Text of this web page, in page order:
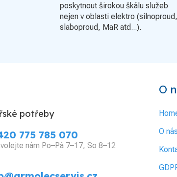
poskytnout širokou škálu služeb
nejen v oblasti elektro (silnoproud,
slaboproud, MaR atd...).
potřeby
775 785 070
nám Po–Pá 7–17, So 8–12
O
O nás